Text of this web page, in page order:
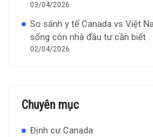
03/04/2026
So sánh y tế Canada vs Việt
sống còn nhà đầu tư cần biết
02/04/2026
Chuyên mục
Định cư Canada